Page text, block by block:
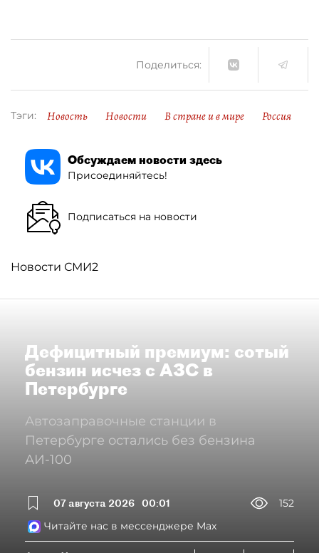
Поделиться:
Тэги: Новость Новости В стране и в мире Россия
Обсуждаем новости здесь
Присоединяйтесь!
Подписаться на новости
Новости СМИ2
Дефицитный премиум: сотый
бензин исчез с АЗС в
Петербурге
Автозаправочные станции в
Петербурге остались без бензина
АИ-100
07 августа 2026 00:01
152
Читайте нас в мессенджере Max